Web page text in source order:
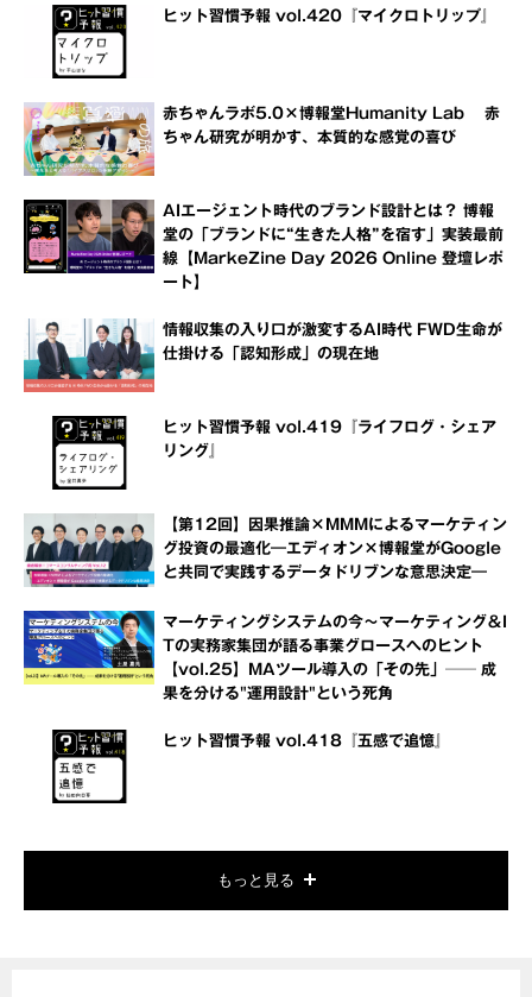
ヒット習慣予報 vol.420『マイクロトリップ』
赤ちゃんラボ5.0×博報堂Humanity Lab 赤
ちゃん研究が明かす、本質的な感覚の喜び
AIエージェント時代のブランド設計とは？ 博報
堂の「ブランドに“生きた人格”を宿す」実装最前
線【MarkeZine Day 2026 Online 登壇レポ
ート】
情報収集の入り口が激変するAI時代 FWD生命が
仕掛ける「認知形成」の現在地
ヒット習慣予報 vol.419『ライフログ・シェア
リング』
【第12回】因果推論×MMMによるマーケティン
グ投資の最適化―エディオン×博報堂がGoogle
と共同で実践するデータドリブンな意思決定―
マーケティングシステムの今～マーケティング＆I
Tの実務家集団が語る事業グロースへのヒント
【vol.25】MAツール導入の「その先」── 成
果を分ける"運用設計"という死角
ヒット習慣予報 vol.418『五感で追憶』
もっと見る